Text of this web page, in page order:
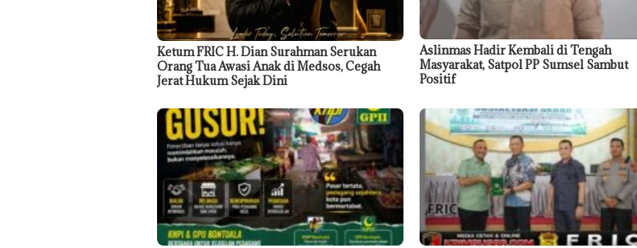
Ketum FRIC H. Dian Surahman Serukan
Orang Tua Awasi Anak di Medsos, Cegah
Jerat Hukum Sejak Dini
Aslinmas Hadir Kembali di Tengah
Masyarakat, Satpol PP Sumsel Sambut
Positif